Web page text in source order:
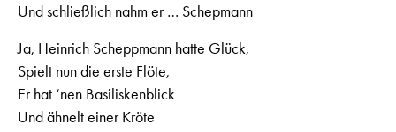
Und schließlich nahm er … Schepmann
Ja, Heinrich Scheppmann hatte Glück,
Spielt nun die erste Flöte,
Er hat ‘nen Basiliskenblick
Und ähnelt einer Kröte